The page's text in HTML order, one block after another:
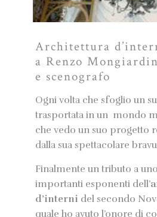
Architettura
a Renzo
e scenografo
Ogni volta che sfoglio un
trasportata in un mondo
che vedo un suo progetto
dalla sua spettacolare
Finalmente un tributo a
importanti esponenti dell’
d’interni del secondo
quale ho avuto l’onore di